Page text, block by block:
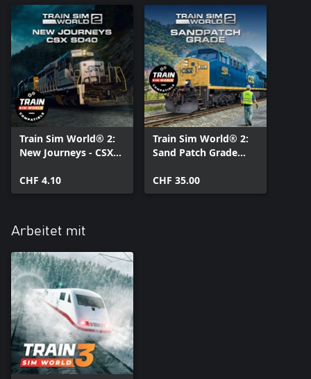
Train Sim World® 2:
New Journeys - CSX
World® 3
Compatible)
CHF 4.10
Train Sim World® 2:
Sand Patch Grade
Compatible)
CHF 35.00
Arbeitet mit